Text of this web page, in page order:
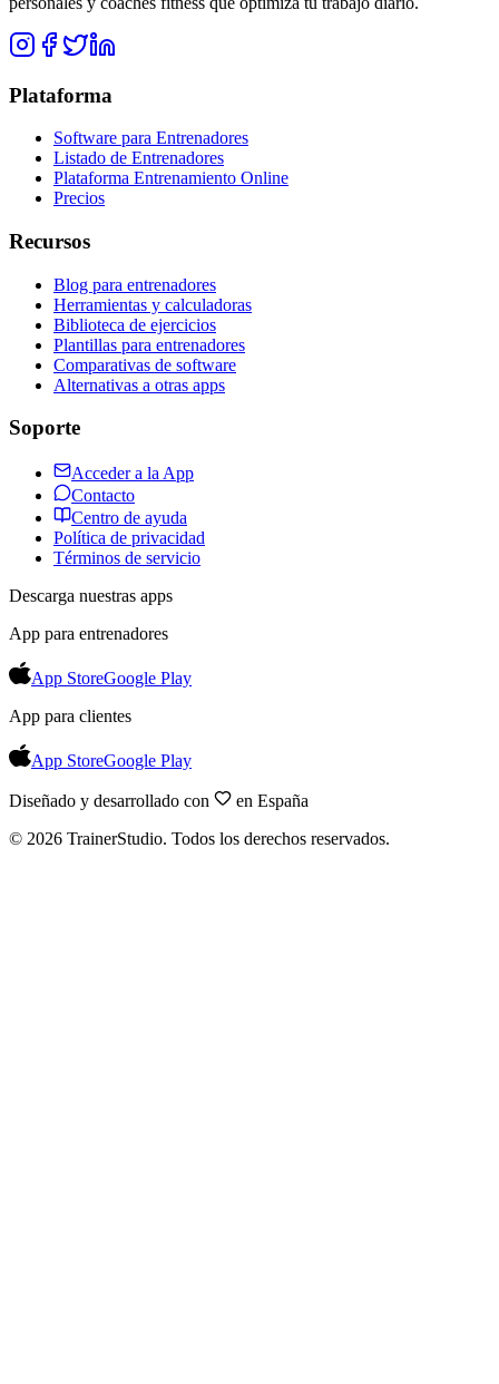
Plataforma
Software para Entrenadores
Listado de Entrenadores
Plataforma Entrenamiento Online
Precios
Recursos
Blog para entrenadores
Herramientas y calculadoras
Biblioteca de ejercicios
Plantillas para entrenadores
Comparativas de software
Alternativas a otras apps
Soporte
Acceder a la App
Contacto
Centro de ayuda
Política de privacidad
Términos de servicio
Descarga nuestras apps
App para entrenadores
App StoreGoogle Play
App para clientes
App StoreGoogle Play
Diseñado y desarrollado con
en España
© 2026 TrainerStudio. Todos los derechos reservados.